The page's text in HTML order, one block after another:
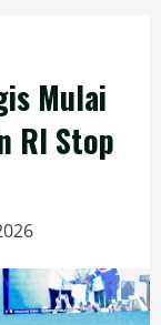
Mulai
RI Stop